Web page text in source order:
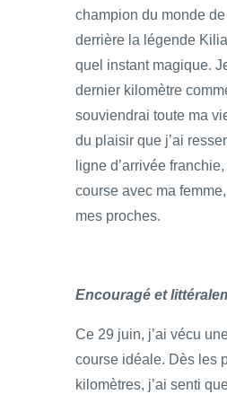
champion du monde
derrière la légende
quel instant magique.
dernier kilomètre
souviendrai toute ma
du plaisir que j’ai
ligne d’arrivée
course avec ma
mes proches.
Encouragé et
Ce 29 juin, j’ai vécu
course idéale. Dès les
kilomètres, j’ai senti